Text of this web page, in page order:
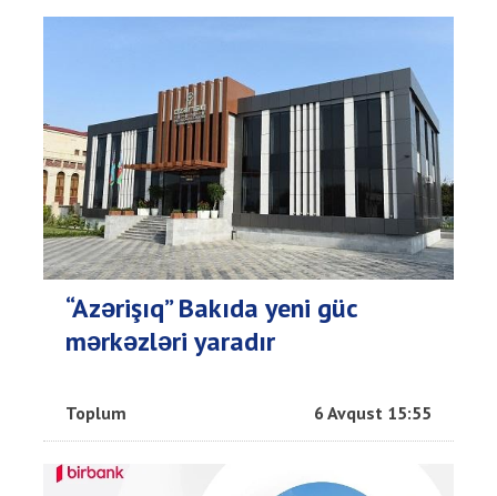
“Azərişıq” Bakıda yeni güc
mərkəzləri yaradır
Toplum 6 Avqust 15:55